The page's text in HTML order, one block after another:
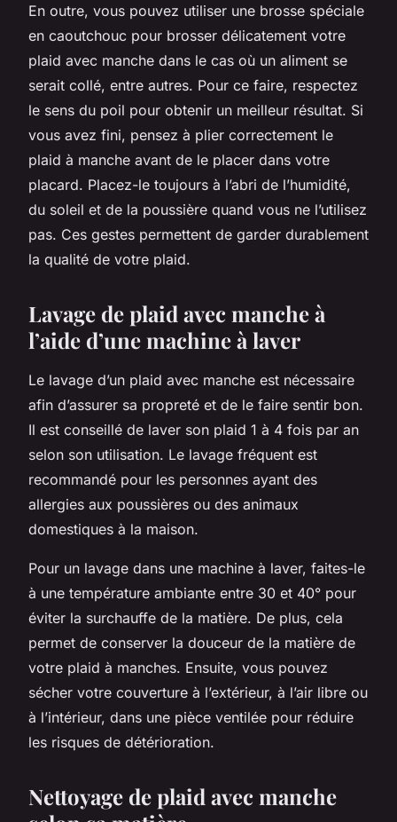
En outre, vous pouvez utiliser une brosse spéciale
en caoutchouc pour brosser délicatement votre
plaid avec manche dans le cas où un aliment se
serait collé, entre autres. Pour ce faire, respectez
le sens du poil pour obtenir un meilleur résultat. Si
vous avez fini, pensez à plier correctement le
plaid à manche avant de le placer dans votre
placard. Placez-le toujours à l’abri de l’humidité,
du soleil et de la poussière quand vous ne l’utilisez
pas. Ces gestes permettent de garder durablement
la qualité de votre plaid.
Lavage de plaid avec manche à
l’aide d’une machine à laver
Le lavage d’un plaid avec manche est nécessaire
afin d’assurer sa propreté et de le faire sentir bon.
Il est conseillé de laver son plaid 1 à 4 fois par an
selon son utilisation. Le lavage fréquent est
recommandé pour les personnes ayant des
allergies aux poussières ou des animaux
domestiques à la maison.
Pour un lavage dans une machine à laver, faites-le
à une température ambiante entre 30 et 40° pour
éviter la surchauffe de la matière. De plus, cela
permet de conserver la douceur de la matière de
votre plaid à manches. Ensuite, vous pouvez
sécher votre couverture à l’extérieur, à l’air libre ou
à l’intérieur, dans une pièce ventilée pour réduire
les risques de détérioration.
Nettoyage de plaid avec manche